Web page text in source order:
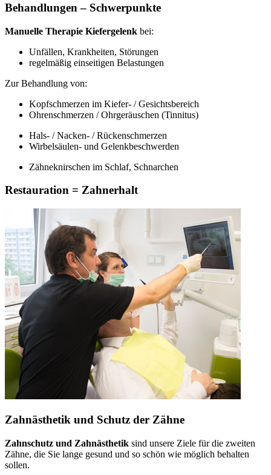
Behandlungen – Schwerpunkte
Manuelle Therapie Kiefergelenk bei:
Unfällen, Krankheiten, Störungen
regelmäßig einseitigen Belastungen
Zur Behandlung von:
Kopfschmerzen im Kiefer- / Gesichtsbereich
Ohrenschmerzen / Ohrgeräuschen (Tinnitus)
Hals- / Nacken- / Rückenschmerzen
Wirbelsäulen- und Gelenkbeschwerden
Zähneknirschen im Schlaf, Schnarchen
Restauration = Zahnerhalt
Zahnästhetik und Schutz der Zähne
Zahnschutz und Zahnästhetik sind unsere Ziele für die zweiten
Zähne, die Sie lange gesund und so schön wie möglich behalten
sollen.